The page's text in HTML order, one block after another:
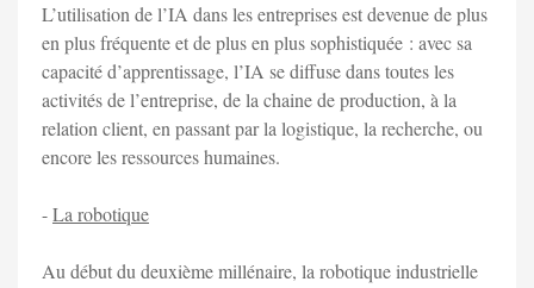
L’utilisation de l’IA dans les entreprises est devenue de plus
en plus fréquente et de plus en plus sophistiquée : avec sa
capacité d’apprentissage, l’IA se diffuse dans toutes les
activités de l’entreprise, de la chaine de production, à la
relation client, en passant par la logistique, la recherche, ou
encore les ressources humaines.
-La robotique
Au début du deuxième millénaire, la robotique industrielle